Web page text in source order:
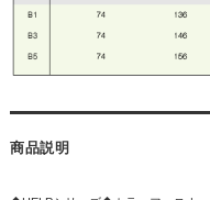
商品説明